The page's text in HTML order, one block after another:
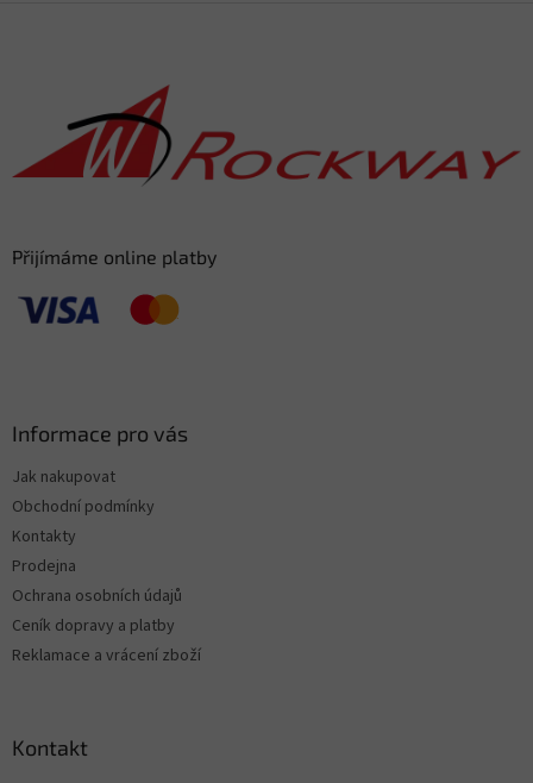
Přijímáme online platby
Informace pro vás
Jak nakupovat
Obchodní podmínky
Kontakty
Prodejna
Ochrana osobních údajů
Ceník dopravy a platby
Reklamace a vrácení zboží
Kontakt